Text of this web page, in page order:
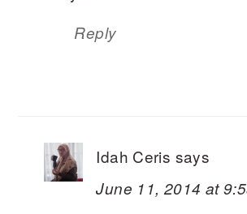
Reply
Idah Ceris says
June 11, 2014 at